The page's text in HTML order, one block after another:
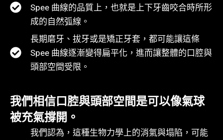
Spee 曲線的品質上，也就是上下牙齒咬合時所形
成的自然弧線。
長期磨牙、拔牙或是矯正牙套，都可能讓這條
Spee 曲線逐漸變得扁平化，進而讓整體的口腔與
頭部空間受限。
我們相信口腔與頭部空間是可以像氣球
被充氣撐開。
我們認為，這種生物力學上的消氣與塌陷，可能